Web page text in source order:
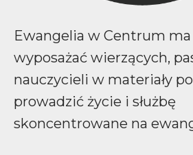
Ewangelia w Centrum ma
wyposażać wierzących,
nauczycieli w materiały
prowadzić życie i służbę
skoncentrowane na